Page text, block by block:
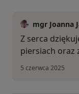
mgr Joanna
Z serca
piersiach oraz
5 czerwca 2025